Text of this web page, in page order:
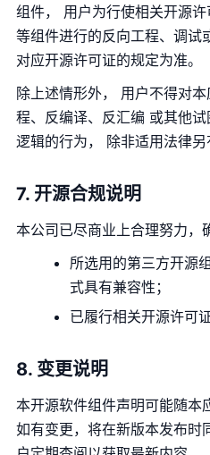
组件， 用户为行使相关开源
等组件进行的反向工程、调试
对应开源许可证的规定为准。
除上述情形外， 用户不得对
程、反编译、反汇编 或其他
逻辑的行为， 除非适用法律另
7. 开源合规说明
本公司已尽商业上合理努力，
所选用的第三方开源
式具有兼容性；
已履行相关开源许可
8. 变更说明
本开源软件组件声明可能随本
如有变更，将在新版本发布时